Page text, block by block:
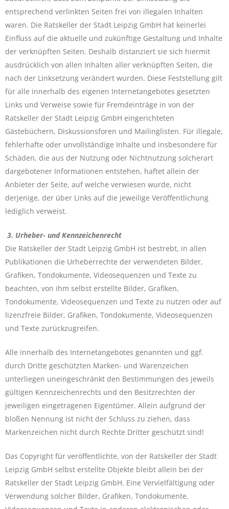
entsprechend verlinkten Seiten frei von illegalen Inhalten
waren. Die Ratskeller der Stadt Leipzig GmbH hat keinerlei
Einfluss auf die aktuelle und zukünftige Gestaltung und Inhalte
der verknüpften Seiten. Deshalb distanziert sie sich hiermit
ausdrücklich von allen Inhalten aller verknüpften Seiten, die
nach der Linksetzung verändert wurden. Diese Feststellung gilt
für alle innerhalb des eigenen Internetangebotes gesetzten
Links und Verweise sowie für Fremdeinträge in von der
Ratskeller der Stadt Leipzig GmbH eingerichteten
Gästebüchern, Diskussionsforen und Mailinglisten. Für illegale,
fehlerhafte oder unvollständige Inhalte und insbesondere für
Schäden, die aus der Nutzung oder Nichtnutzung solcherart
dargebotener Informationen entstehen, haftet allein der
Anbieter der Seite, auf welche verwiesen wurde, nicht
derjenige, der über Links auf die jeweilige Veröffentlichung
lediglich verweist.
3. Urheber- und Kennzeichenrecht
Die Ratskeller der Stadt Leipzig GmbH ist bestrebt, in allen
Publikationen die Urheberrechte der verwendeten Bilder,
Grafiken, Tondokumente, Videosequenzen und Texte zu
beachten, von ihm selbst erstellte Bilder, Grafiken,
Tondokumente, Videosequenzen und Texte zu nutzen oder auf
lizenzfreie Bilder, Grafiken, Tondokumente, Videosequenzen
und Texte zurückzugreifen.
Alle innerhalb des Internetangebotes genannten und ggf.
durch Dritte geschützten Marken- und Warenzeichen
unterliegen uneingeschränkt den Bestimmungen des jeweils
gültigen Kennzeichenrechts und den Besitzrechten der
jeweiligen eingetragenen Eigentümer. Allein aufgrund der
bloßen Nennung ist nicht der Schluss zu ziehen, dass
Markenzeichen nicht durch Rechte Dritter geschützt sind!
Das Copyright für veröffentlichte, von der Ratskeller der Stadt
Leipzig GmbH selbst erstellte Objekte bleibt allein bei der
Ratskeller der Stadt Leipzig GmbH. Eine Vervielfältigung oder
Verwendung solcher Bilder, Grafiken, Tondokumente,